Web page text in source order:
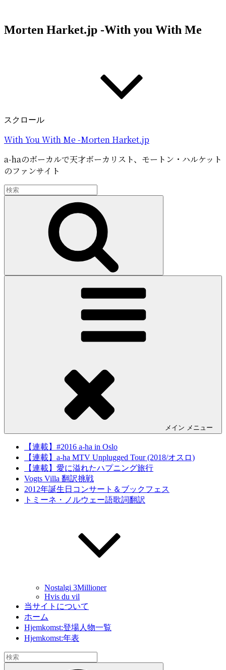
テ
Morten Harket.jp -With you With Me
スクロール
With You With Me -Morten Harket.jp
a-haのボーカルで天才ボーカリスト、モートン・ハルケット
のファンサイト
検
索:
メイン メニュー
【連載】#2016 a-ha in Oslo
【連載】a-ha MTV Unplugged Tour (2018/オスロ)
【連載】愛に溢れたハプニング旅行
Vogts Villa 翻訳挑戦
2012年誕生日コンサート＆ブックフェス
トミーネ・ノルウェー語歌詞翻訳
Nostalgi 3Millioner
Hvis du vil
当サイトについて
ホーム
Hjemkomst:登場人物一覧
Hjemkomst:年表
検
索: